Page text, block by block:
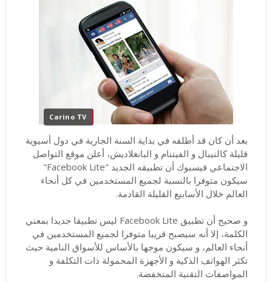
Carino TV
بعد أن كان قد أطلقه في بداية السنة الجارية في دول أسيوية
قليلة كالنيبال و الفيتنام و البانغلاديش، أعلن موقع التواصل
الاجتماعي فيسبوك أن تطبيقه الجديد "Facebook Lite"
سيكون متوفرا بالنسبة لجميع المستخدمين في كل أنحاء
العالم خلال الأسابيع القليلة القادمة.
و صحيح أن تطبيق Facebook Lite ليس تطبيقا جديدا بمعني
الكلمة، إلا أنه سيصبح قريبا متوفرا لجميع المستخدمين في
أنحاء العالم، و سيكون موجها بالأساس للأسواق النامية حيث
تكثر الهواتف الذكية و الأجهزة المحمولة ذات التكلفة و
المواصفات التقنية المنخفضة.